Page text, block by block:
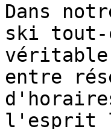
Dans
ski tout-
entre
l'esprit